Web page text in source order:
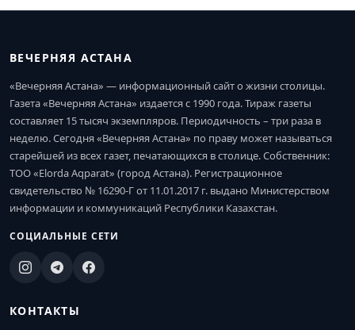
ВЕЧЕРНЯЯ АСТАНА
«Вечерняя Астана» — информационный сайт о жизни столицы.
Газета «Вечерняя Астана» издается с 1990 года. Тираж газеты
составляет 15 тысяч экземпляров. Периодичность – три раза в
неделю. Сегодня «Вечерняя Астана» по праву может называться
старейшей из всех газет, печатающихся в столице. Собственник:
ТОО «Elorda Aqparat» (город Астана). Регистрационное
свидетельство № 16290-Г от 11.01.2017 г. выдано Министерством
информации и коммуникаций Республики Казахстан.
СОЦИАЛЬНЫЕ СЕТИ
КОНТАКТЫ